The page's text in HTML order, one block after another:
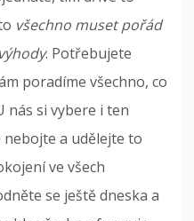
všechno muset pořád
. Potřebujete
poradíme všechno, co
nás si vybere i ten
a udělejte to
ve všech
se ještě dneska a